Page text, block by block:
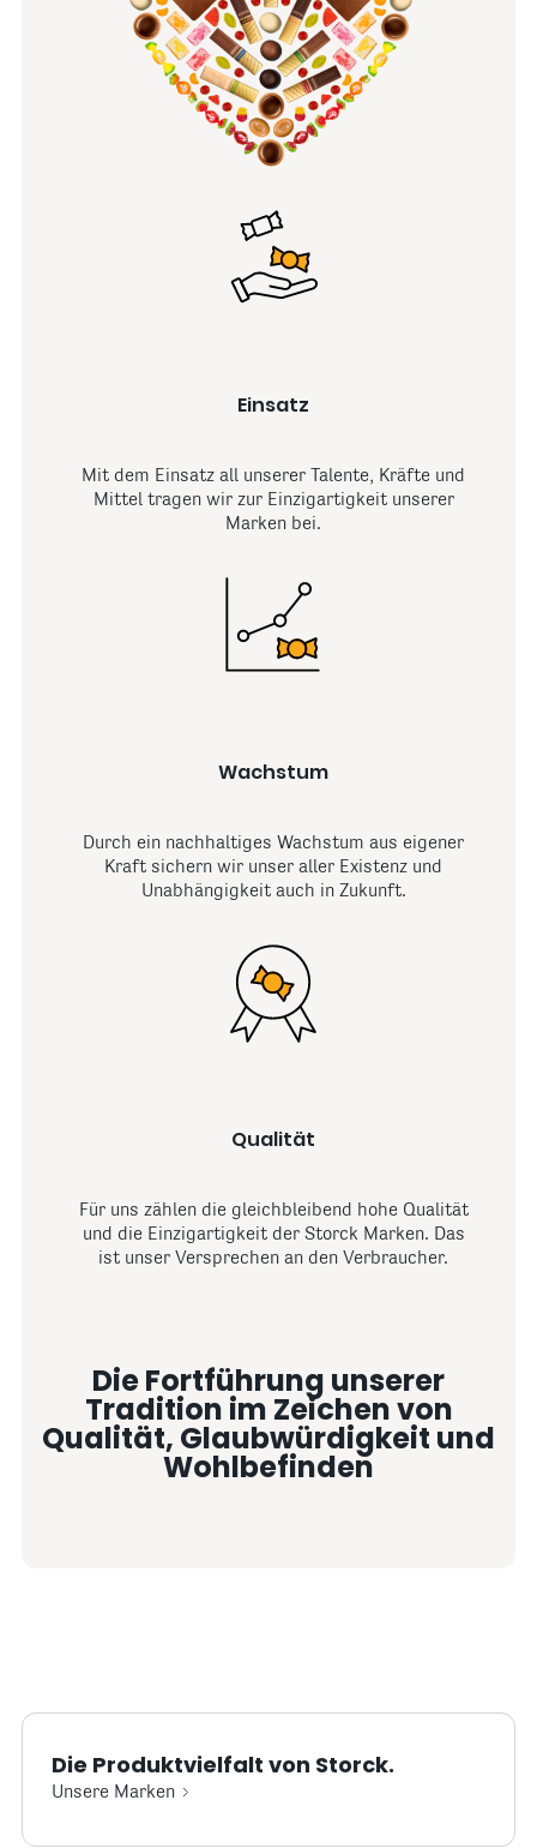
Einsatz
Mit dem Einsatz all unserer Talente, Kräfte und
Mittel tragen wir zur Einzigartigkeit unserer
Marken bei.
Wachstum
Durch ein nachhaltiges Wachstum aus eigener
Kraft sichern wir unser aller Existenz und
Unabhängigkeit auch in Zukunft.
Qualität
Für uns zählen die gleichbleibend hohe Qualität
und die Einzigartigkeit der Storck Marken. Das
ist unser Versprechen an den Verbraucher.
Die Fortführung unserer
Tradition im Zeichen von
Qualität, Glaubwürdigkeit und
Wohlbefinden
Die Produktvielfalt von Storck.
Unsere Marken